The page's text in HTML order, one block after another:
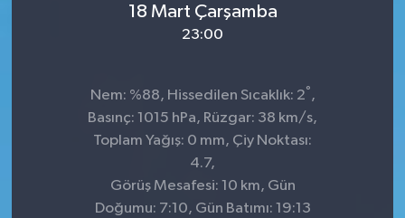
18 Mart Çarşamba
23:00
Nem: %88, Hissedilen Sıcaklık: 2° ,
Basınç: 1015 hPa, Rüzgar: 38 km/s,
Toplam Yağış: 0 mm, Çiy Noktası:
4.7,
Görüş Mesafesi: 10 km, Gün
Doğumu: 7:10, Gün Batımı: 19:13